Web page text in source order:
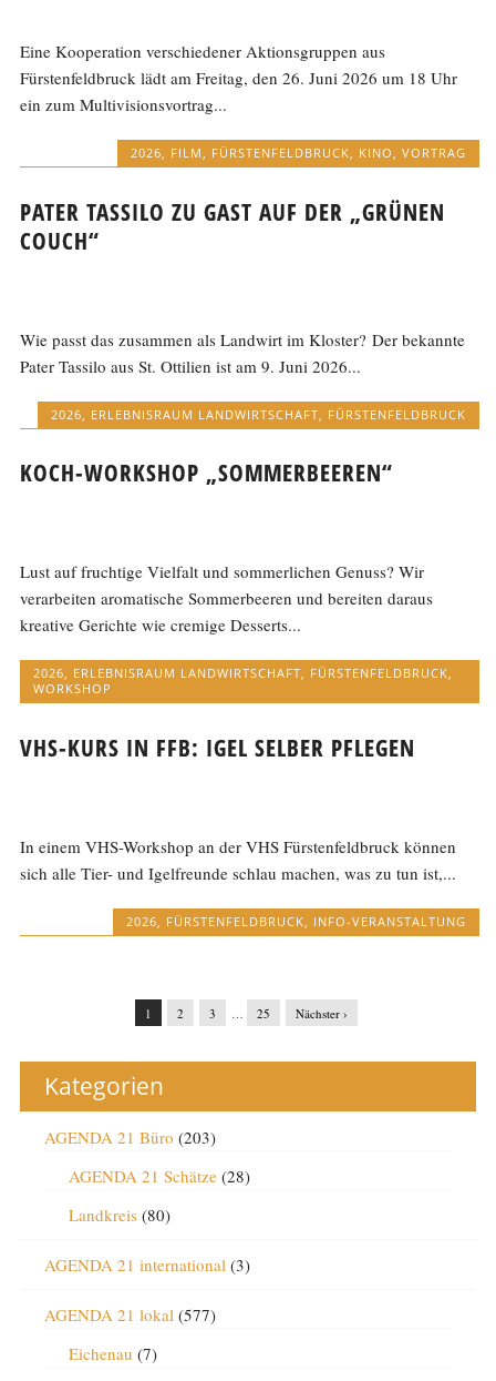
Eine Kooperation verschiedener Aktionsgruppen aus
Fürstenfeldbruck lädt am Freitag, den 26. Juni 2026 um 18 Uhr
ein zum Multivisionsvortrag...
2026, FILM, FÜRSTENFELDBRUCK, KINO, VORTRAG
PATER TASSILO ZU GAST AUF DER „GRÜNEN
COUCH“
Wie passt das zusammen als Landwirt im Kloster? Der bekannte
Pater Tassilo aus St. Ottilien ist am 9. Juni 2026...
2026 ERLEBNISRAUM LANDWIRTSCHAFT FÜRSTENFELDBRUCK
KOCH-WORKSHOP „SOMMERBEEREN“
Lust auf fruchtige Vielfalt und sommerlichen Genuss? Wir
verarbeiten aromatische Sommerbeeren und bereiten daraus
kreative Gerichte wie cremige Desserts...
2026, ERLEBNISRAUM LANDWIRTSCHAFT, FÜRSTENFELDBRUCK,
WORKSHOP
VHS-KURS IN FFB: IGEL SELBER PFLEGEN
In einem VHS-Workshop an der VHS Fürstenfeldbruck können
sich alle Tier- und Igelfreunde schlau machen, was zu tun ist,...
2026 FÜRSTENFELDBRUCK INFO-VERANSTALTUNG
1 2 3 … 25 Nächster ›
Kategorien
AGENDA 21 Büro (203)
AGENDA 21 Schätze(28)
Landkreis(80)
AGENDA 21 international(3)
AGENDA 21 lokal(577)
Eichenau (7)